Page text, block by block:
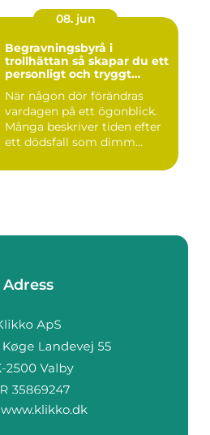
08. jun
Begravningsbyrå i
trollhättan så skapar du ett
personligt och tryggt
När någon dör förändras
vardagen på ett ögonblick.
Många beskriver tiden efter
ett dödsfall som dimm...
Adress
www.klikko.dk